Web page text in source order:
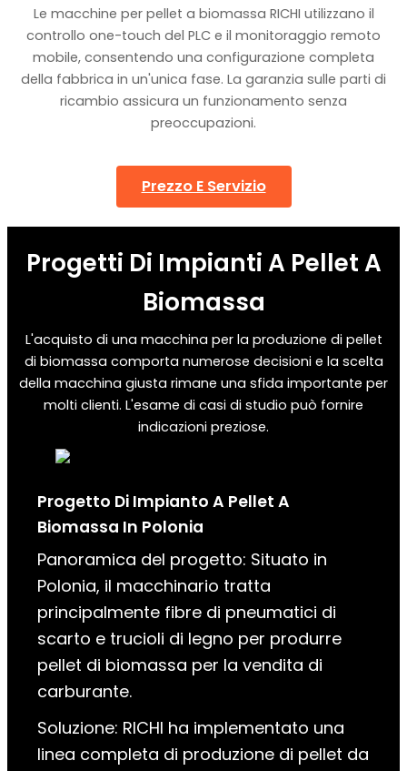
Le macchine per pellet a biomassa RICHI utilizzano il
controllo one-touch del PLC e il monitoraggio remoto
mobile, consentendo una configurazione completa
della fabbrica in un'unica fase. La garanzia sulle parti di
ricambio assicura un funzionamento senza
preoccupazioni.
Prezzo E Servizio
Progetti Di Impianti A Pellet A
Biomassa
L'acquisto di una macchina per la produzione di pellet
di biomassa comporta numerose decisioni e la scelta
della macchina giusta rimane una sfida importante per
molti clienti. L'esame di casi di studio può fornire
indicazioni preziose.
Progetto Di Impianto A Pellet A
Biomassa In Polonia
Panoramica del progetto: Situato in
Polonia, il macchinario tratta
principalmente fibre di pneumatici di
scarto e trucioli di legno per produrre
pellet di biomassa per la vendita di
carburante.
Soluzione: RICHI ha implementato una
linea completa di produzione di pellet da